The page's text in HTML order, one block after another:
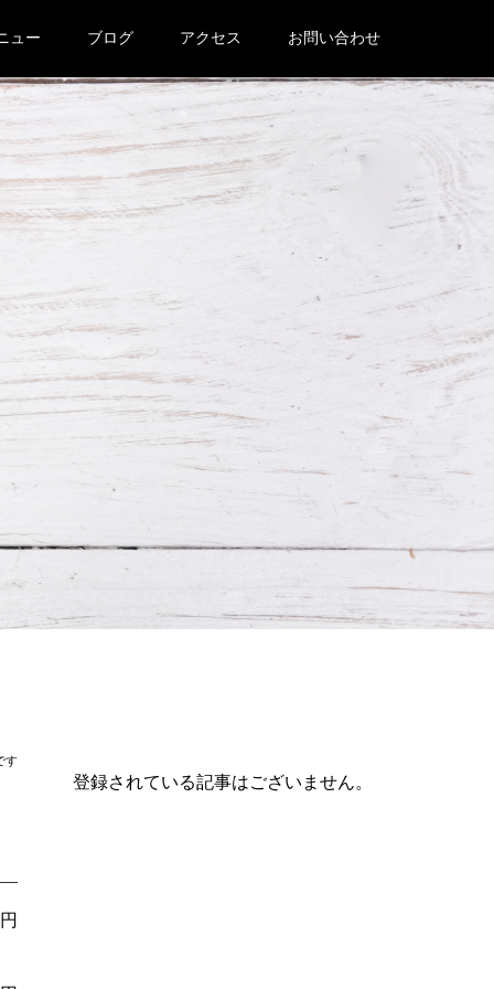
ュー ブログ アクセス お問い合わせ
す
登録されている記事はございません。